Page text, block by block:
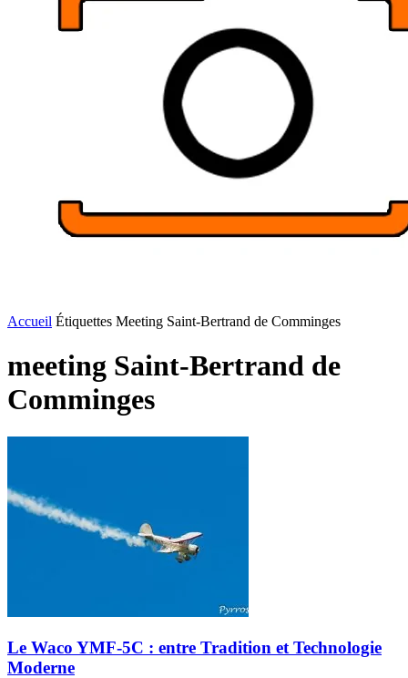
Accueil Étiquettes Meeting Saint-Bertrand de Comminges
meeting Saint-Bertrand de
Comminges
Le Waco YMF-5C : entre Tradition et Technologie
Moderne